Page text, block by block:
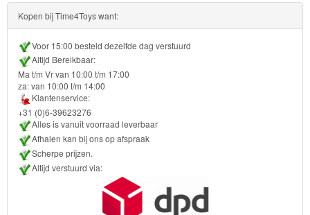
Transformers
Back
to
School
Strandlaken
&
Poncho
Kopen bij Time4Toys want:
Voor 15:00 besteld dezelfde dag verstuurd
Altijd Bereikbaar:
Ma t/m Vr van 10:00 t/m 17:00
za: van 10:00 t/m 14:00
Klantenservice:
+31 (0)6-39623276
Alles is vanuit voorraad leverbaar
Afhalen kan bij ons op afspraak
Scherpe prijzen.
Altijd verstuurd via: